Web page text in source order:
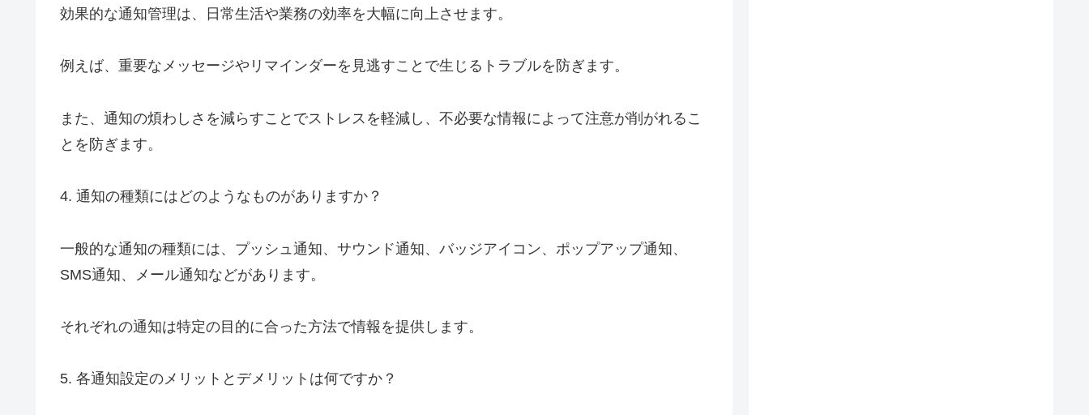
効果的な通知管理は、日常生活や業務の効率を大幅に向上させます。
例えば、重要なメッセージやリマインダーを見逃すことで生じるトラブルを防ぎます。
また、通知の煩わしさを減らすことでストレスを軽減し、不必要な情報によって注意が削がれるこ
とを防ぎます。
4. 通知の種類にはどのようなものがありますか？
一般的な通知の種類には、プッシュ通知、サウンド通知、バッジアイコン、ポップアップ通知、
SMS通知、メール通知などがあります。
それぞれの通知は特定の目的に合った方法で情報を提供します。
5. 各通知設定のメリットとデメリットは何ですか？